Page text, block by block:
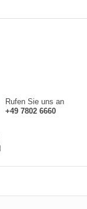
Rufen Sie uns an
+49 7802 6660